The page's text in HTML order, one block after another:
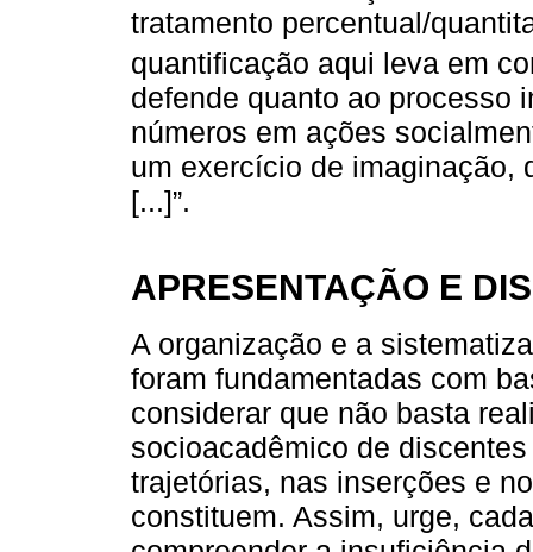
tratamento percentual/
quantificação aqui leva em
defende quanto ao processo
números em ações
um exercício de imaginação,
[...]”.
APRESENTAÇÃO E
A organização e a
foram fundamentadas com
considerar que não basta
socioacadêmico de
trajetórias, nas inserções e
constituem. Assim, urge,